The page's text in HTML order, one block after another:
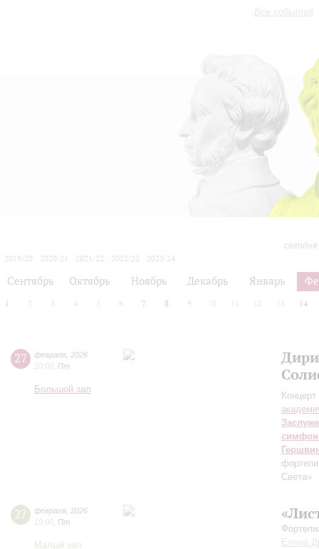
Все события
2019/20
2020/21 2021/22 2022/23
2023/24
Сентябрь Октябрь Ноябрь Декабрь Январь
1 2 3 4 5 6 7 8 9 10 12 13 14
27 февраля 2026
20:00 Пт
Большой зал
Света»
27 февраля 2026
19:00 Пт
Малый зал
Елена